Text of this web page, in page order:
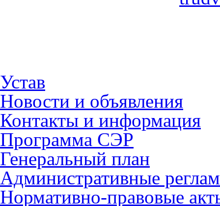
Устав
Новости и объявления
Контакты и информация
Программа СЭР
Генеральный план
Административные
Нормативно-правовые